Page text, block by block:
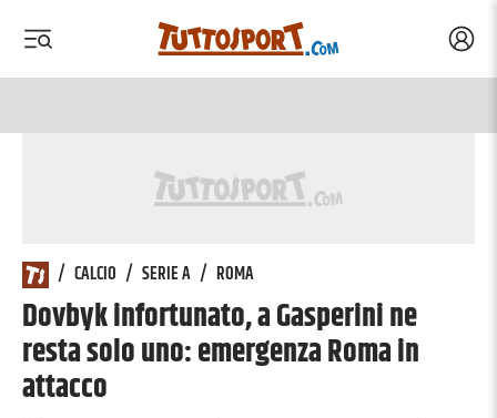
/ CALCIO / SERIE A / ROMA
Dovbyk infortunato, a Gasperini ne
resta solo uno: emergenza Roma in
attacco